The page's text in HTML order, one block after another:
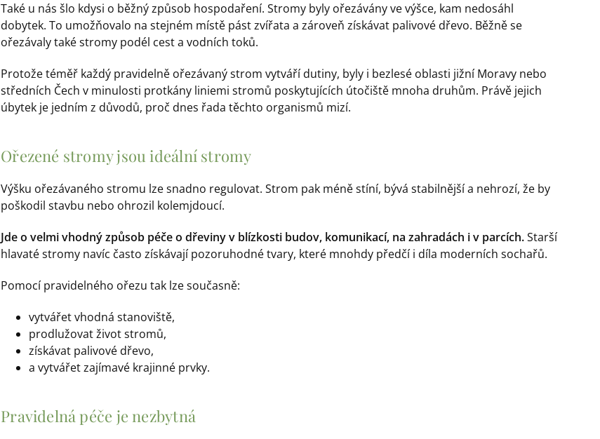
Také u nás šlo kdysi o běžný způsob hospodaření. Stromy byly ořezávány ve výšce, kam nedosáhl
dobytek. To umožňovalo na stejném místě pást zvířata a zároveň získávat palivové dřevo. Běžně se
ořezávaly také stromy podél cest a vodních toků.
Protože téměř každý pravidelně ořezávaný strom vytváří dutiny, byly i bezlesé oblasti jižní Moravy nebo
středních Čech v minulosti protkány liniemi stromů poskytujících útočiště mnoha druhům. Právě jejich
úbytek je jedním z důvodů, proč dnes řada těchto organismů mizí.
Ořezené stromy jsou ideální stromy
Výšku ořezávaného stromu lze snadno regulovat. Strom pak méně stíní, bývá stabilnější a nehrozí, že by
poškodil stavbu nebo ohrozil kolemjdoucí.
Jde o velmi vhodný způsob péče o dřeviny v blízkosti budov, komunikací, na zahradách i v parcích.Starší
hlavaté stromy navíc často získávají pozoruhodné tvary, které mnohdy předčí i díla moderních sochařů.
Pomocí pravidelného ořezu tak lze současně:
vytvářet vhodná stanoviště,
prodlužovat život stromů,
získávat palivové dřevo,
a vytvářet zajímavé krajinné prvky.
Pravidelná péče je nezbytná